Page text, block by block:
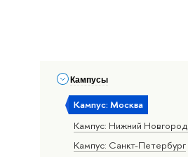
Кампусы
Кампус: Москва
Кампус: Нижний Новгород
Кампус: Санкт-Петербург